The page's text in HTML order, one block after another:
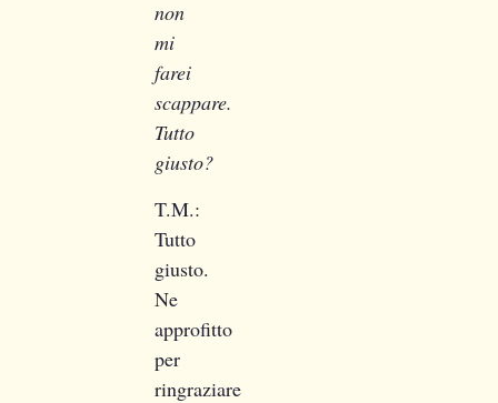
non
mi
farei
scappare.
Tutto
giusto?
T.M.:
Tutto
giusto.
Ne
approfitto
per
ringraziare